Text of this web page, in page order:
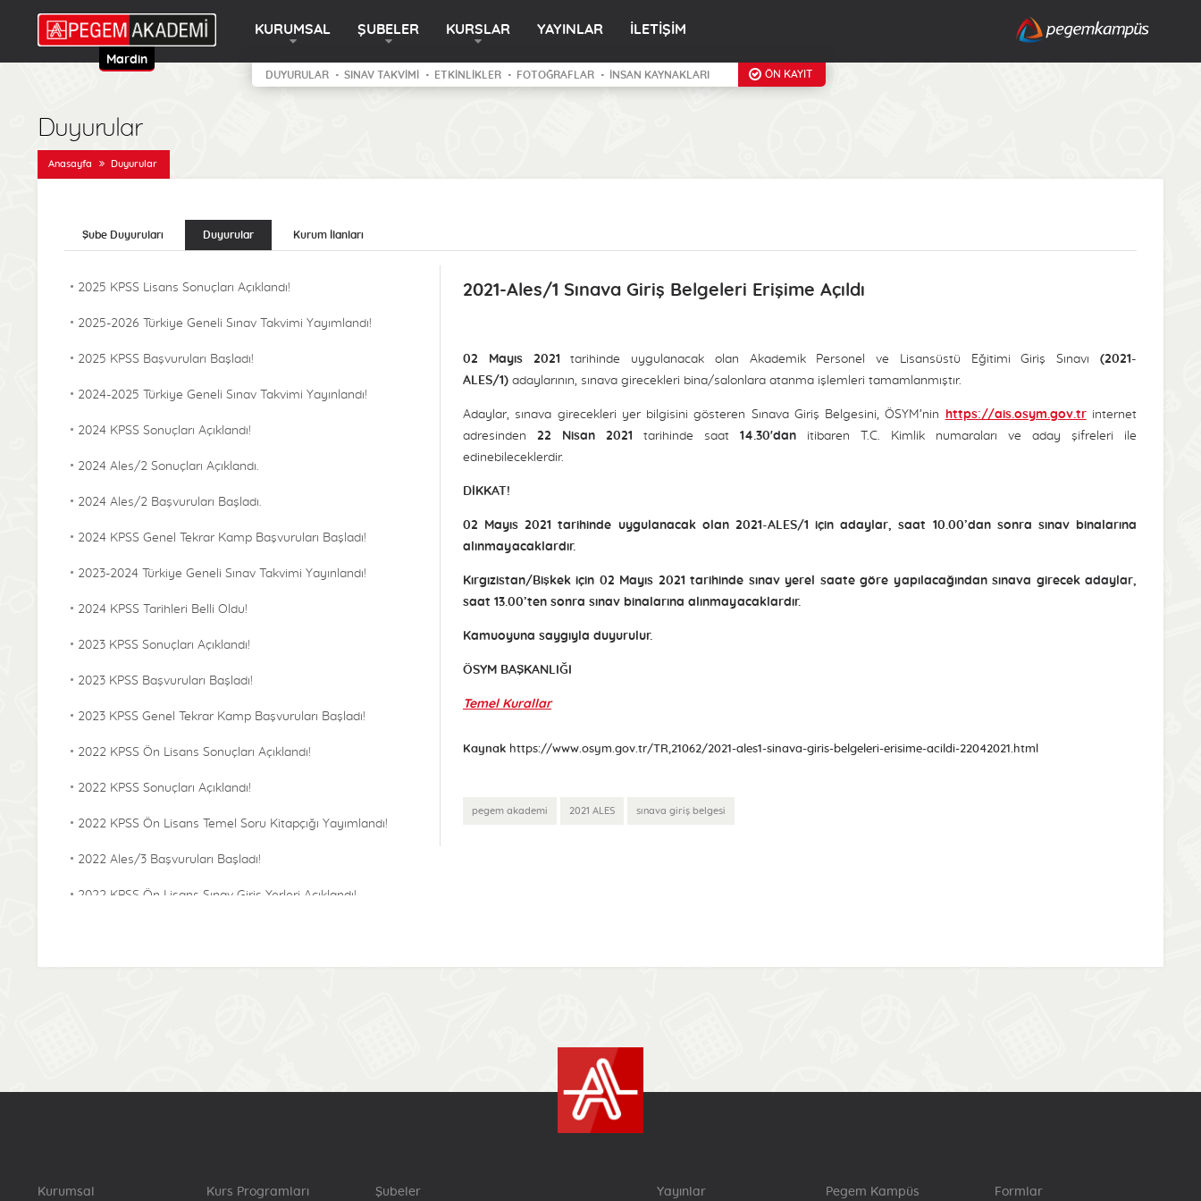
Mardin
KURUMSAL ŞUBELER KURSLAR YAYINLAR İLETİŞİM
DUYURULAR SINAV TAKVİMİ ETKİNLİKLER FOTOĞRAFLAR İNSAN KAYNAKLARI ÖN KAYIT
Duyurular
Anasayfa Duyurular
Şube Duyuruları Duyurular Kurum İlanları
2025 KPSS Lisans Sonuçları Açıklandı!
2025-2026 Türkiye Geneli Sınav Takvimi Yayımlandı!
2025 KPSS Başvuruları Başladı!
2024-2025 Türkiye Geneli Sınav Takvimi Yayınlandı!
2024 KPSS Sonuçları Açıklandı!
2024 Ales/2 Sonuçları Açıklandı.
2024 Ales/2 Başvuruları Başladı.
2024 KPSS Genel Tekrar Kamp Başvuruları Başladı!
2023-2024 Türkiye Geneli Sınav Takvimi Yayınlandı!
2024 KPSS Tarihleri Belli Oldu!
2023 KPSS Sonuçları Açıklandı!
2023 KPSS Başvuruları Başladı!
2023 KPSS Genel Tekrar Kamp Başvuruları Başladı!
2022 KPSS Ön Lisans Sonuçları Açıklandı!
2022 KPSS Sonuçları Açıklandı!
2022 KPSS Ön Lisans Temel Soru Kitapçığı Yayımlandı!
2022 Ales/3 Başvuruları Başladı!
2022 KPSS Ön Lisans Sınav Giriş Yerleri Açıklandı!
2022 Lisans Temel Soru Kitapçığı Yayımlandı!
2021-Ales/1 Sınava Giriş Belgeleri Erişime Açıldı
02 Mayıs 2021tarihinde uygulanacak olan Akademik Personel ve Lisansüstü Eğitimi Giriş Sınavı(2021-
ALES/1) adaylarının, sınava girecekleri bina/salonlara atanma işlemleri tamamlanmıştır.
Adaylar, sınava girecekleri yer bilgisini gösteren Sınava Giriş Belgesini, ÖSYM’nin https://ais.osym.gov.trinternet
adresinden 22 Nisan 2021 tarihinde saat 14.30'dan itibaren T.C. Kimlik numaraları ve aday şifreleri ile
edinebileceklerdir.
DİKKAT!
02 Mayıs 2021 tarihinde uygulanacak olan 2021-ALES/1 için adaylar, saat 10.00’dan sonra sınav binalarına
alınmayacaklardır.
Kırgızistan/Bişkek için 02 Mayıs 2021 tarihinde sınav yerel saate göre yapılacağından sınava girecek adaylar,
saat 13.00’ten sonra sınav binalarına alınmayacaklardır.
Kamuoyuna saygıyla duyurulur.
ÖSYM BAŞKANLIĞI
Temel Kurallar
Kaynak https://www.osym.gov.tr/TR,21062/2021-ales1-sinava-giris-belgeleri-erisime-acildi-22042021.html
pegem akademi 2021 ALES sınava giriş belgesi
Kurumsal Kurs Programları Şubeler Yayınlar Pegem Kampüs Formlar